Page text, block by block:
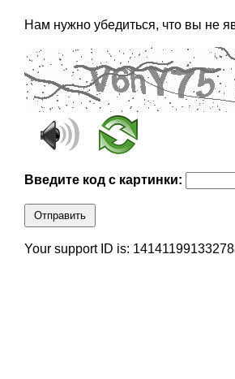
Нам нужно убедиться, что вы не
Введите код с картинки:
Отправить
Your support ID is: